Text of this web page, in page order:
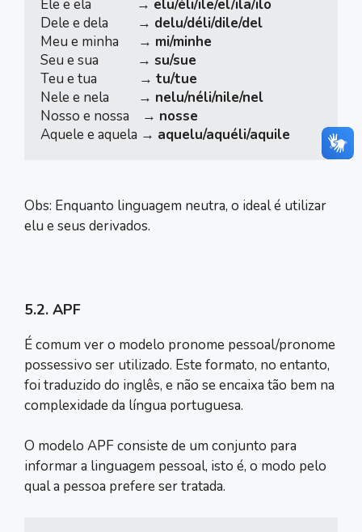
Ele e ela              → elu/éli/ile/el/ila/ilo
Dele e dela         → delu/déli/dile/del
Meu e minha      → mi/minhe
Seu e sua            → su/sue
Teu e tua             → tu/tue
Nele e nela         → nelu/néli/nile/nel
Nosso e nossa    → nosse
Aquele e aquela → aquelu/aquéli/aquile
Obs: Enquanto linguagem neutra, o ideal é utilizar
elu e seus derivados.
5.2. APF
É comum ver o modelo pronome pessoal/pronome
possessivo ser utilizado. Este formato, no entanto,
foi traduzido do inglês, e não se encaixa tão bem na
complexidade da língua portuguesa.
O modelo APF consiste de um conjunto para
informar a linguagem pessoal, isto é, o modo pelo
qual a pessoa prefere ser tratada.